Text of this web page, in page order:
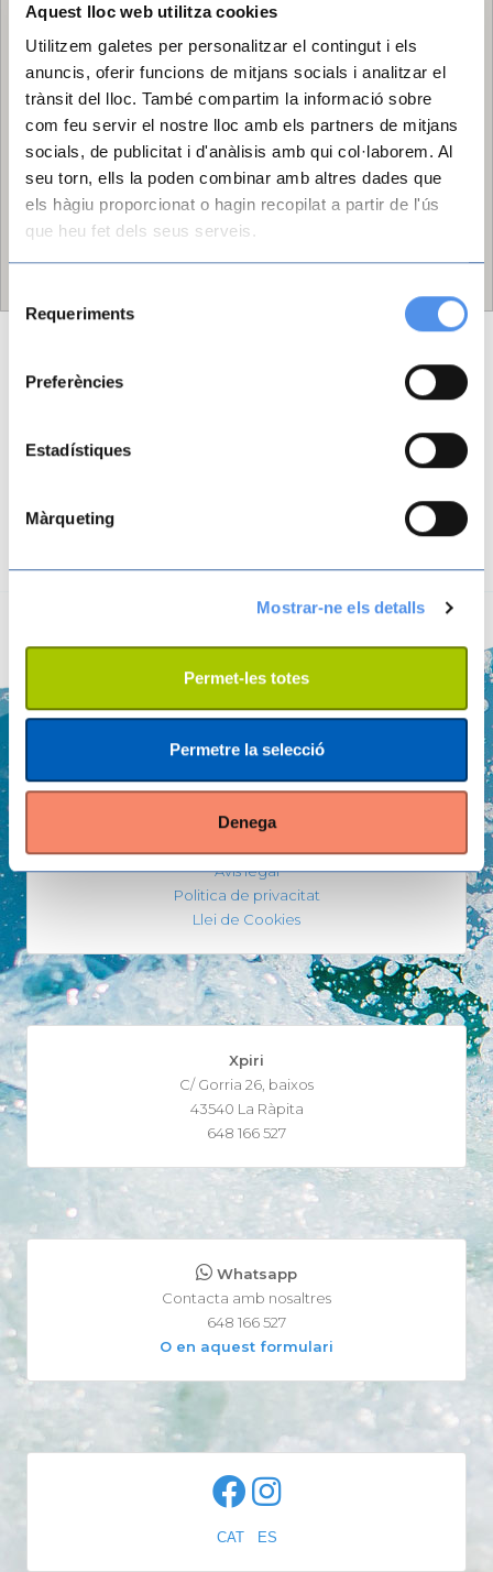
Aquest lloc web utilitza cookies
Utilitzem galetes per personalitzar el contingut i els
anuncis, oferir funcions de mitjans socials i analitzar el
trànsit del lloc. També compartim la informació sobre
com feu servir el nostre lloc amb els partners de mitjans
socials, de publicitat i d'anàlisis amb qui col·laborem. Al
seu torn, ells la poden combinar amb altres dades que
els hàgiu proporcionat o hagin recopilat a partir de l'ús
que heu fet dels seus serveis.
de Requeriments
Preferències
Estadístiques
Màrqueting
Mostrar-ne els detalls
Permet-les totes
Permetre la selecció
Denega
Avís legal
Politica de privacitat
Llei de Cookies
Xpiri
C/ Gorria 26, baixos
43540 La Ràpita
648 166 527
Whatsapp
Contacta amb nosaltres
648 166 527
O en aquest formulari
CAT- ES